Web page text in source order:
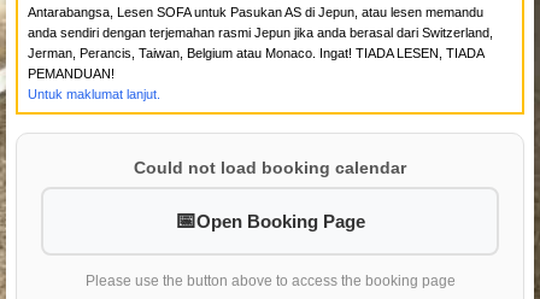
Antarabangsa, Lesen SOFA untuk Pasukan AS di Jepun, atau lesen memandu
anda sendiri dengan terjemahan rasmi Jepun jika anda berasal dari Switzerland,
Jerman, Perancis, Taiwan, Belgium atau Monaco. Ingat! TIADA LESEN, TIADA
PEMANDUAN!
Untuk maklumat lanjut.
Could not load booking calendar
Open Booking Page
Please use the button above to access the booking page